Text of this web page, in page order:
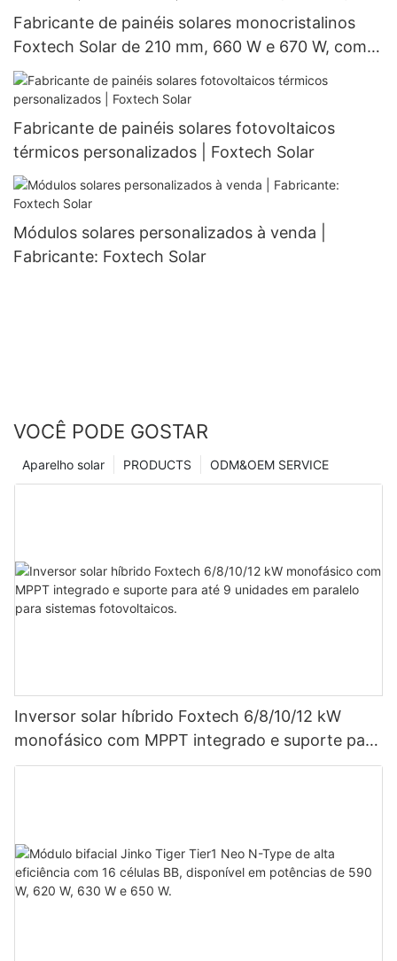
Fabricante de painéis solares monocristalinos
Foxtech Solar de 210 mm, 660 W e 670 W, com
132 células (meio corte).
Fabricante de painéis solares fotovoltaicos
térmicos personalizados | Foxtech Solar
Módulos solares personalizados à venda |
Fabricante: Foxtech Solar
VOCÊ PODE GOSTAR
ODM&OEM SERVICE
PRODUCTS
Aparelho solar
Inversor solar híbrido Foxtech 6/8/10/12 kW
monofásico com MPPT integrado e suporte para
até 9 unidades em paralelo para sistemas